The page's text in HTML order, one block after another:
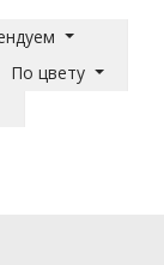
По цвету